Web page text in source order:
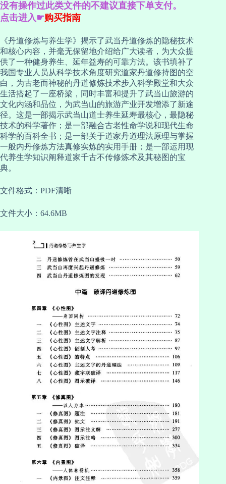
没有操作过此类文件的不建议直接下单支付。
点击进入☛购买指南
《丹道修炼与养生学》揭示了武当丹道修炼的隐秘技术
和核心内容，并毫无保留地介绍给广大读者，为大众提
供了一种健身养生、延年益寿的可靠方法。该书填补了
我国专业人员从科学技术角度研究道家丹道修持图的空
白，为古老而神秘的丹道修炼技术步入科学殿堂和大众
生活搭起了一座桥梁，同时丰富和提升了武当山旅游的
文化内涵和品位，为武当山的旅游产业开发增添了新途
径。这是一部揭示武当山道士养生延寿最核心，最隐秘
技术的科学著作；是一部融合古老性命学说和现代生命
科学的百科全书；是一部关于道家丹道理法原理与掌握
一般内丹修炼方法真修实炼的实用手册；是一部运用现
代养生学知识阐释道家千古不传修炼术及其秘图的宝
典。
文件格式：PDF清晰
文件大小：64.6MB